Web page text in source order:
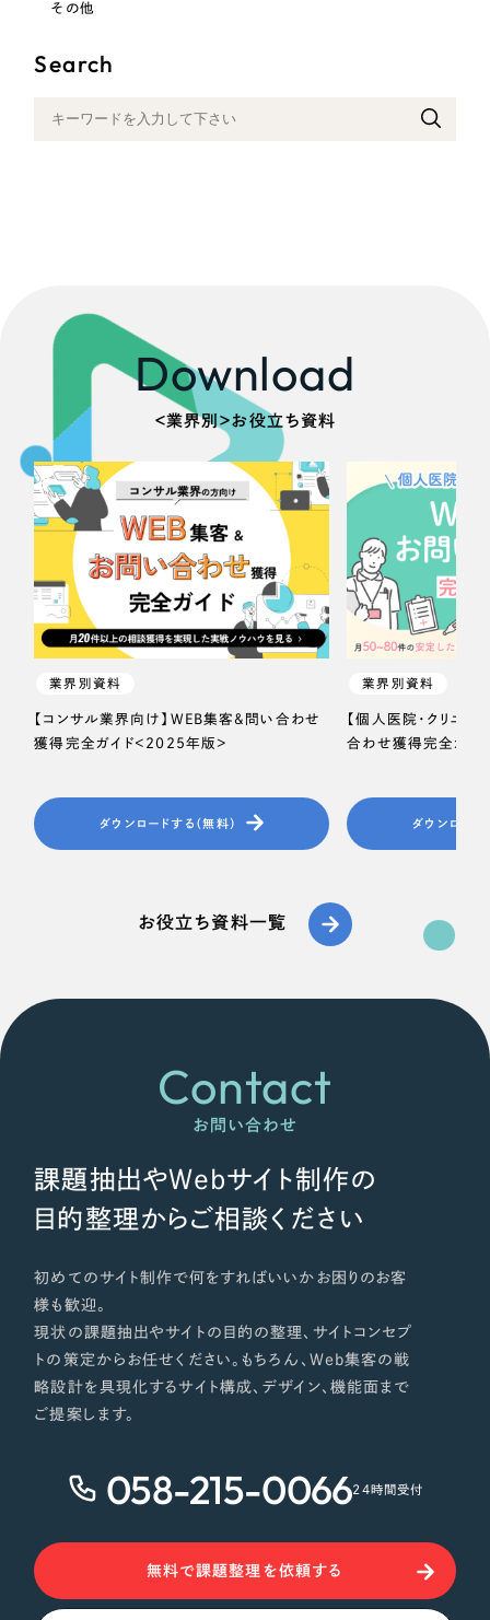
その他
Search
Download
＜業界別＞お役立ち資料
業界別資料
【コンサル業界向け】WEB集客＆問い合わせ
獲得完全ガイド＜2025年版＞
ダウンロードする（無料）
業界別資料
【個人医院・クリニッ
合わせ獲得完全ガイ
ダウンロード
お役立ち資料一覧
Contact
お問い合わせ
課題抽出やWebサイト制作の
目的整理からご相談ください
初めてのサイト制作で何をすればいいかお困りのお客
様も歓迎。
現状の課題抽出やサイトの目的の整理、サイトコンセプ
トの策定からお任せください。もちろん、Web集客の戦
略設計を具現化するサイト構成、デザイン、機能面まで
ご提案します。
058-215-006624時間受付
無料で課題整理を依頼する